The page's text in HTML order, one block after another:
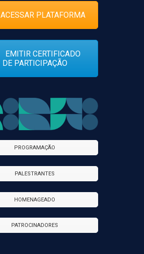
ACESSAR PLATAFORMA
EMITIR CERTIFICADO
DE PARTICIPAÇÃO
PROGRAMAÇÃO
PALESTRANTES
HOMENAGEADO
PATROCINADORES